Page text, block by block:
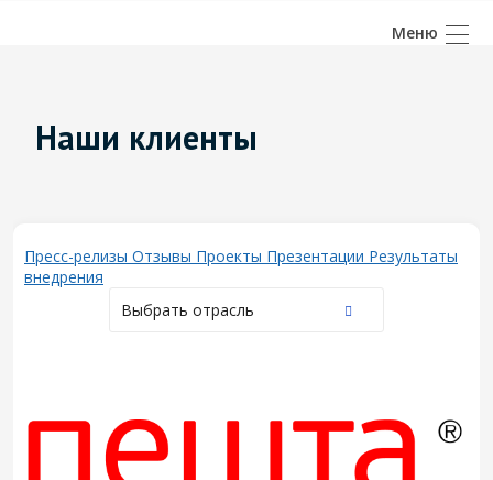
Наши клиенты
Пресс-релизы Отзывы Проекты Презентации Результаты
внедрения
Выбрать отрасль